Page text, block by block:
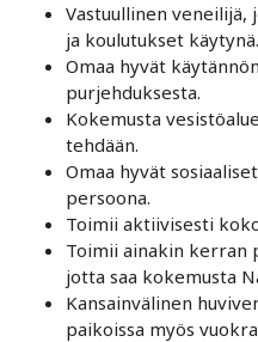
Vastuullinen
ja koulutukset käytynä.
Omaa hyvät
purjehduksesta.
Kokemusta
tehdään.
Omaa hyvät
persoona.
Toimii aktiivisesti
Toimii ainakin kerran
jotta saa kokemusta
Kansainvälinen
paikoissa myös